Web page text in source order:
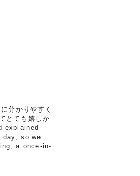
分かりやすく
とても嬉しか
explained
so we
a once-in-